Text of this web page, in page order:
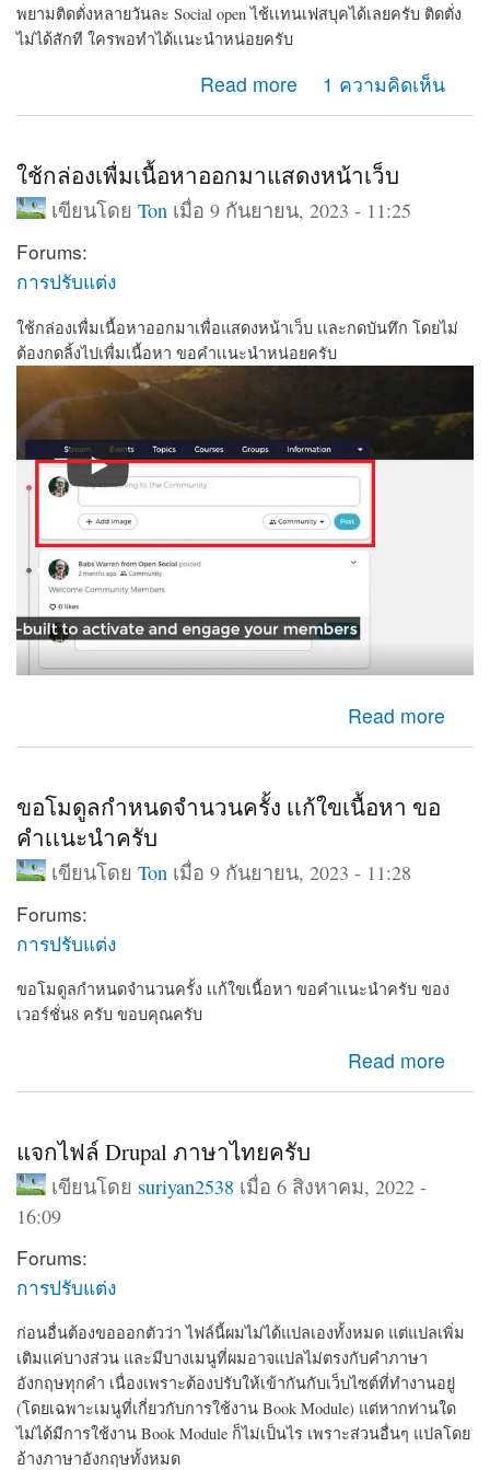
พยามติดตั่งหลายวันละ Social open ไช้เเทนเฟสบุคได้เลยครับ ติดตั่ง
ไม่ได้สักที ใครพอทำได้เเนะนำหน่อยครับ
Read more
about พยามติดตั่งหลายวันละ Social open ไช้เเทนเฟสบุค
ได้เลยครับ ติดตั่งไม่ได้สักที
1 ความคิดเห็น
ใช้กล่องเพื่มเนื้อหาออกมาแสดงหน้าเว็บ
เขียนโดย Tonเมื่อ 9 กันยายน, 2023 - 11:25
Forums:
การปรับแต่ง
ใช้กล่องเพื่มเนื้อหาออกมาเพื่อแสดงหน้าเว็บ เเละกดบันทึก โดยไม่
ต้องกดลิ้งไปเพื่มเนื้อหา ขอคำเเนะนำหน่อยครับ
Read more
about ใช้กล่องเพื่มเนื้อหาออกมาแสดงหน้าเว็บ
ขอโมดูลกำหนดจำนวนครั้ง เเก้ใขเนื้อหา ขอ
คำเเนะนำครับ
เขียนโดย Tonเมื่อ 9 กันยายน, 2023 - 11:28
Forums:
การปรับแต่ง
ขอโมดูลกำหนดจำนวนครั้ง เเก้ใขเนื้อหา ขอคำเเนะนำครับ ของ
เวอร์ชั่น8 ครับ ขอบคุณครับ
Read more
about ขอโมดูลกำหนดจำนวนครั้ง เเก้ใขเนื้อหา ขอคำเเนะ
นำครับ
แจกไฟล์ Drupal ภาษาไทยครับ
เขียนโดย suriyan2538 เมื่อ 6 สิงหาคม, 2022 -
16:09
Forums:
การปรับแต่ง
ก่อนอื่นต้องขอออกตัวว่า ไฟล์นี้ผมไม่ได้แปลเองทั้งหมด แต่แปลเพิ่ม
เติมแค่บางส่วน และมีบางเมนูที่ผมอาจแปลไม่ตรงกับคำภาษา
อังกฤษทุกคำ เนื่องเพราะต้องปรับให้เข้ากันกับเว็บไซต์ที่ทำงานอยู่
(โดยเฉพาะเมนูที่เกี่ยวกับการใช้งาน Book Module) แต่หากท่านใด
ไม่ได้มีการใช้งาน Book Module ก็ไม่เป็นไร เพราะส่วนอื่นๆ แปลโดย
อ้างภาษาอังกฤษทั้งหมด